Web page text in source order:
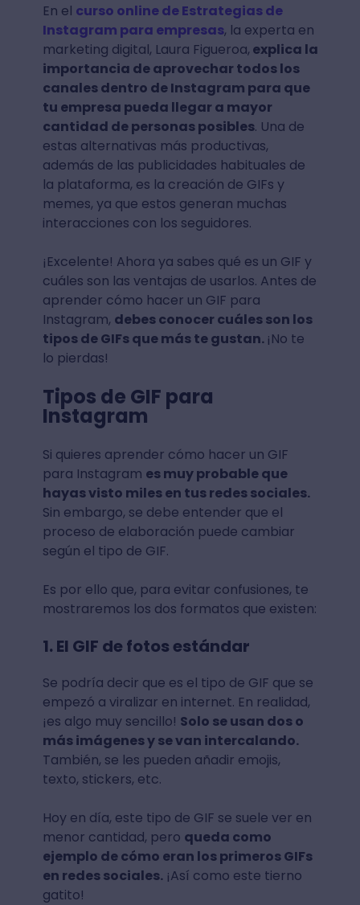
En el curso online de Estrategias de
Instagram para empresas, la experta en
marketing digital, Laura Figueroa, explica la
importancia de aprovechar todos los
canales dentro de Instagram para que
tu empresa pueda llegar a mayor
cantidad de personas posibles. Una de
estas alternativas más productivas,
además de las publicidades habituales de
la plataforma, es la creación de GIFs y
memes, ya que estos generan muchas
interacciones con los seguidores.
¡Excelente! Ahora ya sabes qué es un GIF y
cuáles son las ventajas de usarlos. Antes de
aprender cómo hacer un GIF para
Instagram, debes conocer cuáles son los
tipos de GIFs que más te gustan. ¡No te
lo pierdas!
Tipos de GIF para
Instagram
Si quieres aprender cómo hacer un GIF
para Instagram es muy probable que
hayas visto miles en tus redes sociales.
Sin embargo, se debe entender que el
proceso de elaboración puede cambiar
según el tipo de GIF.
Es por ello que, para evitar confusiones, te
mostraremos los dos formatos que existen:
1. El GIF de fotos estándar
Se podría decir que es el tipo de GIF que se
empezó a viralizar en internet. En realidad,
¡es algo muy sencillo! Solo se usan dos o
más imágenes y se van intercalando.
También, se les pueden añadir emojis,
texto, stickers, etc.
Hoy en día, este tipo de GIF se suele ver en
menor cantidad, pero queda como
ejemplo de cómo eran los primeros GIFs
en redes sociales.¡Así como este tierno
gatito!